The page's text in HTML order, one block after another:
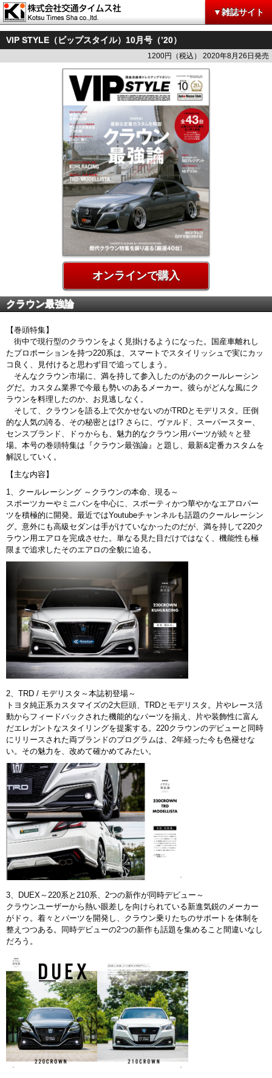
▼雑誌サイト
VIP STYLE（ビップスタイル）10月号（’20）
1200円（税込） 2020年8月26日発売
オンラインで購入
クラウン最強論
【巻頭特集】
街中で現行型のクラウンをよく見掛けるようになった。国産車離れし
たプロポーションを持つ220系は、スマートでスタイリッシュで実にカッ
コ良く、見付けると思わず目で追ってしまう。
そんなクラウン市場に、満を持して参入したのがあのクールレーシン
グだ。カスタム業界で今最も勢いのあるメーカー。彼らがどんな風にク
ラウンを料理したのか、お見逃しなく。
そして、クラウンを語る上で欠かせないのがTRDとモデリスタ。圧倒
的な人気の誇る、その秘密とは!? さらに、ヴァルド、スーパースター、
センスブランド、ドゥからも、魅力的なクラウン用パーツが続々と登
場。本号の巻頭特集は『クラウン最強論』と題し、最新&定番カスタムを
解説していく。
【主な内容】
1、クールレーシング ～クラウンの本命、現る～
スポーツカーやミニバンを中心に、スポーティかつ華やかなエアロパー
ツを積極的に開発。最近ではYoutubeチャンネルも話題のクールレーシン
グ。意外にも高級セダンは手がけていなかったのだが、満を持して220ク
ラウン用エアロを完成させた。単なる見た目だけではなく、機能性も極
限まで追求したそのエアロの全貌に迫る。
2、TRD / モデリスタ～本誌初登場～
トヨタ純正系カスタマイズの2大巨頭、TRDとモデリスタ。片やレース活
動からフィードバックされた機能的なパーツを揃え、片や装飾性に富ん
だエレガントなスタイリングを提案する。220クラウンのデビューと同時
にリリースされた両ブランドのプログラムは、2年経った今も色褪せな
い。その魅力を、改めて確かめてみたい。
3、DUEX～220系と210系、2つの新作が同時デビュー～
クラウンユーザーから熱い眼差しを向けられている新進気鋭のメーカー
がドゥ。着々とパーツを開発し、クラウン乗りたちのサポートを体制を
整えつつある。同時デビューの2つの新作も話題を集めること間違いなし
だろう。